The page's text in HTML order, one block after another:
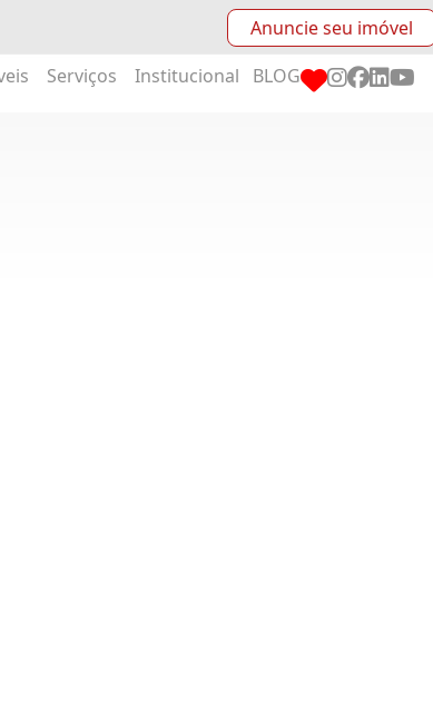
Anuncie seu imóvel
Serviços Institucional BLOG